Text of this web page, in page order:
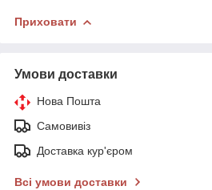
Приховати
Умови доставки
Нова Пошта
Самовивіз
Доставка кур'єром
Всі умови доставки